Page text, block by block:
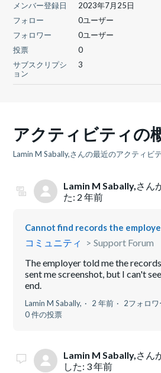
メンバー登録日
2023年7月25日
フォロー
0ユーザー
フォロワー
0ユーザー
投票
0
サブスクリプシ
ョン
3
アクティビティの
Lamin M Sabally,さんの最近のアクティビ
Lamin M Sabally,さん
た: 2 年前
Cannot find records the
コミュニティ
Support Forum
The employer told me the
sent me screenshot, but I can't
end.
Lamin M Sabally, 2 年前 2フォロワ
0 件の投票
Lamin M Sabally,さん
した: 3 年前